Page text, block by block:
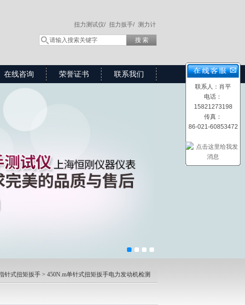
测力计
扭力扳手/
扭力测试仪/
在线咨询 荣誉证书 联系我们
针式扭矩扳手 > 450N.m单针式扭矩扳手电力发动机检测
联系人：肖平
电话：
15821273198
传真：
86-021-60853472